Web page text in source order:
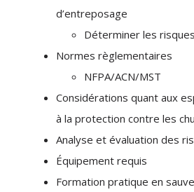
d’entreposage
Déterminer les risques
Normes règlementaires
NFPA/ACN/MST
Considérations quant aux
à la protection contre les
Analyse et évaluation des
Équipement requis
Formation pratique en